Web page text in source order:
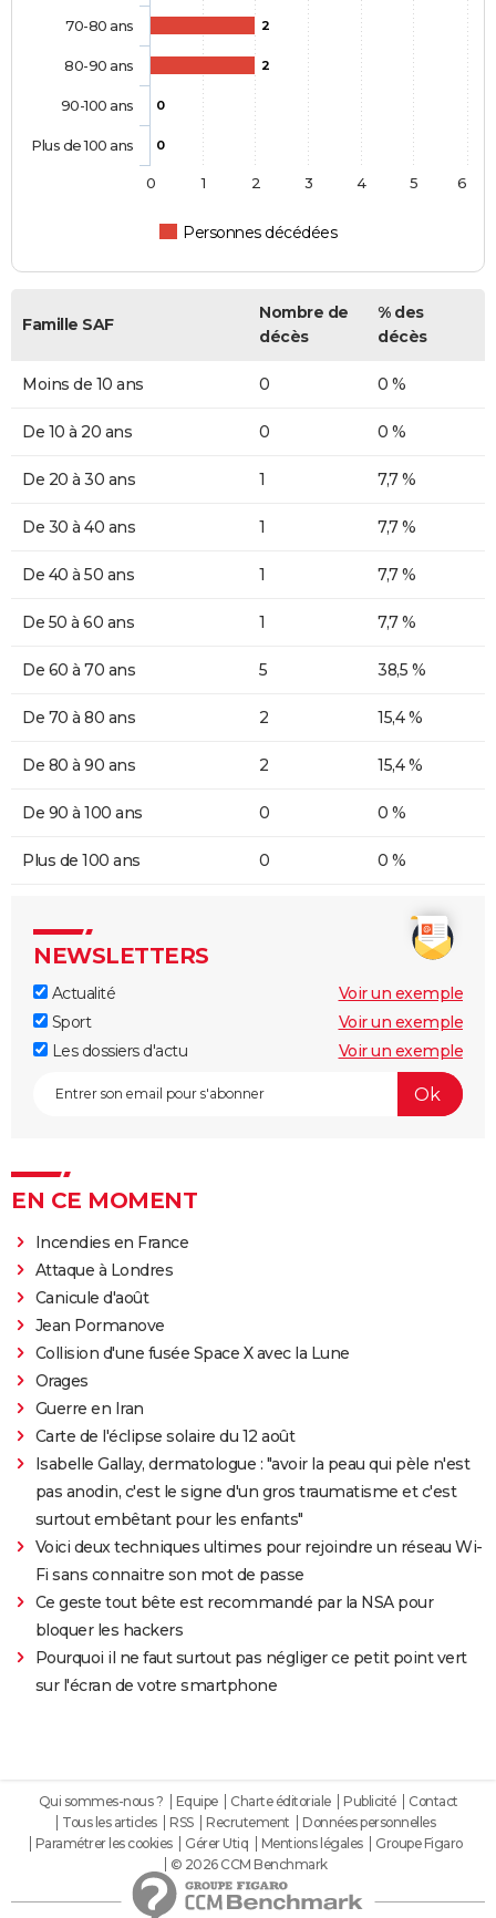
2
2
0
0
Personnes décédées
70-80 ans
80-90 ans
90-100 ans
Plus de 100 ans
0 1 2 3 4 5 6
Famille SAF
Nombre de
décès
% des
décès
Moins de 10 ans 0 0 %
De 10 à 20 ans 0 0 %
De 20 à 30 ans 1 7,7 %
De 30 à 40 ans 1 7,7 %
De 40 à 50 ans 1 7,7 %
De 50 à 60 ans 1 7,7 %
De 60 à 70 ans 5 38,5 %
De 70 à 80 ans 2 15,4 %
De 80 à 90 ans 2 15,4 %
De 90 à 100 ans 0 0 %
Plus de 100 ans 0 0 %
NEWSLETTERS
Actualité
Voir un exemple
Sport
Voir un exemple
Les dossiers d'actu
Voir un exemple
EN CE MOMENT
Incendies en France
Attaque à Londres
Canicule d'août
Jean Pormanove
Collision d'une fusée Space X avec la Lune
Orages
Guerre en Iran
Carte de l'éclipse solaire du 12 août
Isabelle Gallay, dermatologue : "avoir la peau qui pèle n'est
pas anodin, c'est le signe d'un gros traumatisme et c'est
surtout embêtant pour les enfants"
Voici deux techniques ultimes pour rejoindre un réseau Wi-
Fi sans connaitre son mot de passe
Ce geste tout bête est recommandé par la NSA pour
bloquer les hackers
Pourquoi il ne faut surtout pas négliger ce petit point vert
sur l'écran de votre smartphone
Qui sommes-nous ? Equipe Charte éditoriale Publicité
Contact
Tous les articles
RSS Recrutement
Données personnelles
Paramétrer les cookies
Gérer Utiq Mentions légales
Groupe Figaro
© 2026 CCM Benchmark